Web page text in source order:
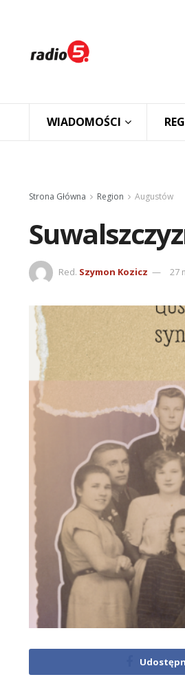
WIADOMOŚCI
Strona Główna Region Augustów
Red. Szymon Kozicz 27